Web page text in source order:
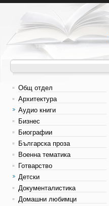
Общ отдел
Архитектура
Аудио книги
Бизнес
Биографии
Българска проза
Военна тематика
Готварство
Детски
Документалистика
Домашни любимци